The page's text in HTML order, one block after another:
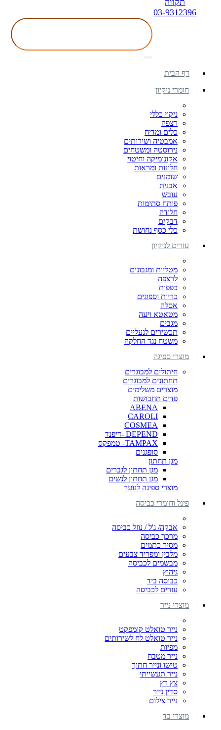
תקווה
03-9312396
דף הבית
חומרי ניקיון
ניקוי כללי
רצפה
כלים ומדיח
אמבטיה ושירותים
נירוסטה ומשטחים
אקונומיקה וחיטוי
חלונות ומראות
שומנים
אבנית
עובש
פותח סתימות
חלודה
דבקים
כלי כסף נחושת
עזרים לניקיון
מטליות ומגבונים
לרצפה
כפפות
כריות וספוגים
אסלה
מטאטא ויעה
מגבים
תכשירים לנעליים
משטח נגד החלקה
מוצרי ספיגה
חיתולים למבוגרים
תחתונים למבוגרים
מוצרים משלימים
פדים תחבושות
ABENA
CAROLI
COSMEA
DEPEND -דיפנד
TAMPAX- טמפקס
סופגנים
מגן תחתון
מגן תחתון לגברים
מגן תחתון לנשים
מוצרי ספיגה לנוער
פינל וחומרי כביסה
אבקה/ ג'ל / נוזל כביסה
מרכך כביסה
מסיר כתמים
מלבין ומפריד צבעים
מבשמים לכביסה
גיהוץ
כביסה ביד
עזרים לכביסה
מוצרי נייר
נייר טואלט קומפקט
נייר טואלט לח לשירותים
מפיות
נייר מטבח
טישו ונייר חתוך
נייר תעשייתי
צץ רץ
סדין נייר
נייר צילום
מוצרי בד